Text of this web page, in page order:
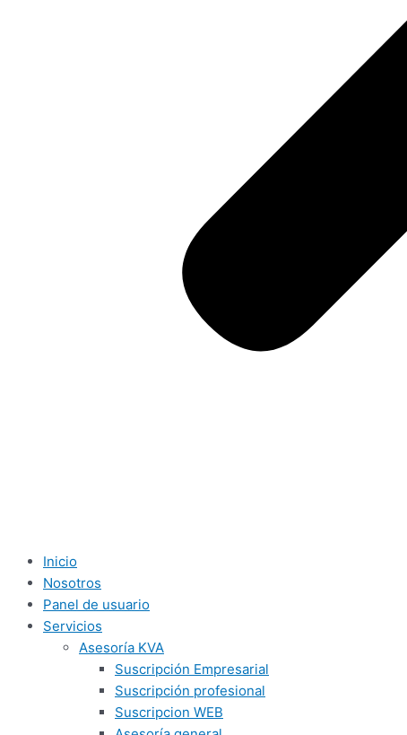
Inicio
Nosotros
Panel de usuario
Servicios
Asesoría KVA
Suscripción Empresarial
Suscripción profesional
Suscripcion WEB